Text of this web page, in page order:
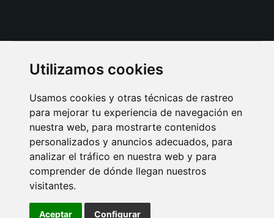
Utilizamos cookies
Usamos cookies y otras técnicas de rastreo
para mejorar tu experiencia de navegación en
nuestra web, para mostrarte contenidos
personalizados y anuncios adecuados, para
analizar el tráfico en nuestra web y para
comprender de dónde llegan nuestros
visitantes.
Aceptar Configurar
AVISO LEGAL POLITICA DE COOKIES
POLITICA DE PRIVACIDAD
PUBLICIDAD EN LA REVISTA QUÉ LEER
SORTEO-PREESTRENOS
SUSCRIPCIONES
Connecor Revistas